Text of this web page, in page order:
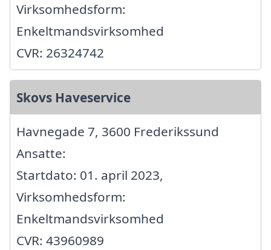
Virksomhedsform:
Enkeltmandsvirksomhed
CVR: 26324742
Skovs Haveservice
Havnegade 7, 3600 Frederikssund
Ansatte:
Startdato: 01. april 2023,
Virksomhedsform:
Enkeltmandsvirksomhed
CVR: 43960989